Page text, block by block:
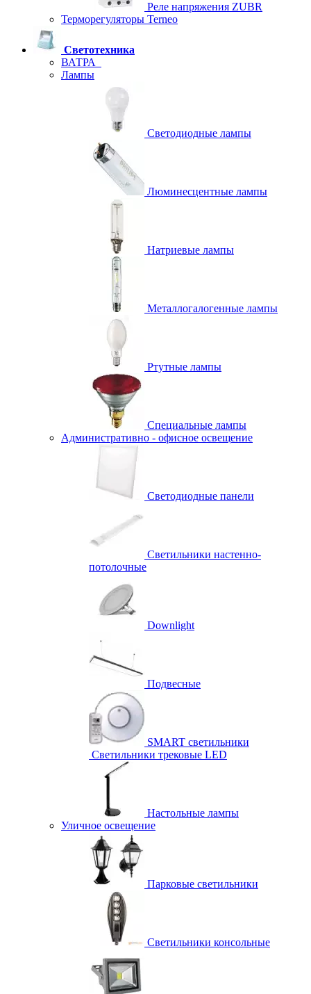
Реле напряжения ZUBR
Терморегуляторы Terneo
Светотехника
ВАТРА
Лампы
Светодиодные лампы
Люминесцентные лампы
Натриевые лампы
Металлогалогенные лампы
Ртутные лампы
Специальные лампы
Административно - офисное освещение
Светодиодные панели
Светильники настенно-
потолочные
Downlight
Подвесные
SMART светильники
Светильники трековые LED
Настольные лампы
Уличное освещение
Парковые светильники
Светильники консольные